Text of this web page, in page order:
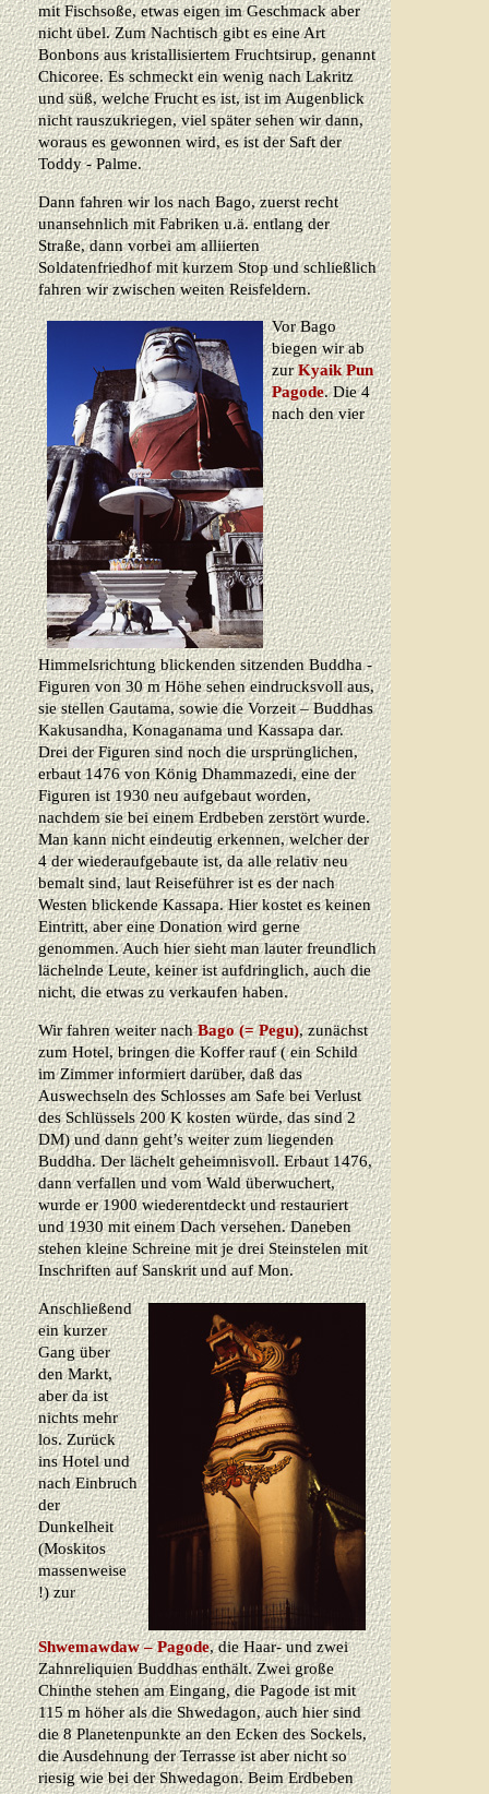
mit Fischsoße, etwas eigen im Geschmack aber
nicht übel. Zum Nachtisch gibt es eine Art
Bonbons aus kristallisiertem Fruchtsirup, genannt
Chicoree. Es schmeckt ein wenig nach Lakritz
und süß, welche Frucht es ist, ist im Augenblick
nicht rauszukriegen, viel später sehen wir dann,
woraus es gewonnen wird, es ist der Saft der
Toddy - Palme.
Dann fahren wir los nach Bago, zuerst recht
unansehnlich mit Fabriken u.ä. entlang der
Straße, dann vorbei am alliierten
Soldatenfriedhof mit kurzem Stop und schließlich
fahren wir zwischen weiten Reisfeldern.
Vor Bago
biegen wir ab
zurKyaik Pun
Pagode. Die 4
nach den vier
Himmelsrichtung blickenden sitzenden Buddha -
Figuren von 30 m Höhe sehen eindrucksvoll aus,
sie stellen Gautama, sowie die Vorzeit – Buddhas
Kakusandha, Konaganama und Kassapa dar.
Drei der Figuren sind noch die ursprünglichen,
erbaut 1476 von König Dhammazedi, eine der
Figuren ist 1930 neu aufgebaut worden,
nachdem sie bei einem Erdbeben zerstört wurde.
Man kann nicht eindeutig erkennen, welcher der
4 der wiederaufgebaute ist, da alle relativ neu
bemalt sind, laut Reiseführer ist es der nach
Westen blickende Kassapa. Hier kostet es keinen
Eintritt, aber eine Donation wird gerne
genommen. Auch hier sieht man lauter freundlich
lächelnde Leute, keiner ist aufdringlich, auch die
nicht, die etwas zu verkaufen haben.
Wir fahren weiter nachBago (= Pegu), zunächst
zum Hotel, bringen die Koffer rauf ( ein Schild
im Zimmer informiert darüber, daß das
Auswechseln des Schlosses am Safe bei Verlust
des Schlüssels 200 K kosten würde, das sind 2
DM) und dann geht’s weiter zum liegenden
Buddha. Der lächelt geheimnisvoll. Erbaut 1476,
dann verfallen und vom Wald überwuchert,
wurde er 1900 wiederentdeckt und restauriert
und 1930 mit einem Dach versehen. Daneben
stehen kleine Schreine mit je drei Steinstelen mit
Inschriften auf Sanskrit und auf Mon.
Anschließend
ein kurzer
Gang über
den Markt,
aber da ist
nichts mehr
los. Zurück
ins Hotel und
nach Einbruch
der
Dunkelheit
(Moskitos
massenweise
!) zur
Shwemawdaw – Pagode, die Haar- und zwei
Zahnreliquien Buddhas enthält. Zwei große
Chinthe stehen am Eingang, die Pagode ist mit
115 m höher als die Shwedagon, auch hier sind
die 8 Planetenpunkte an den Ecken des Sockels,
die Ausdehnung der Terrasse ist aber nicht so
riesig wie bei der Shwedagon. Beim Erdbeben